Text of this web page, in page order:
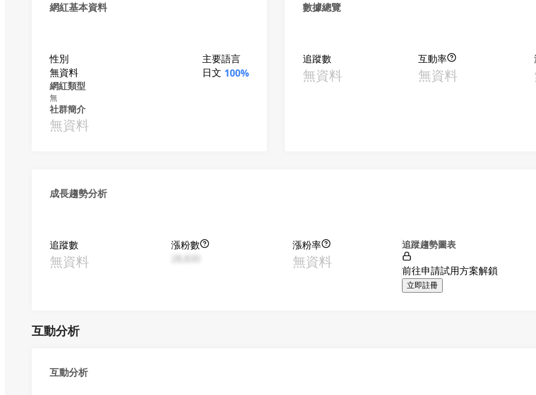
網紅基本資料
性別
無資料
主要語言
日文 100%
網紅類型
無
社群簡介
無資料
數據總覽
追蹤數
無資料
互動率
無資料
成長趨勢分析
追蹤數
無資料
漲粉數
漲粉率
無資料
追蹤趨勢圖表
前往申請試用方案解鎖
立即註冊
互動分析
互動分析